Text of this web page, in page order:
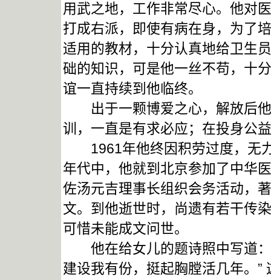
用武之地，工作非常尽心。他对
打成右派，即使有病在身，为了
适用的教材，十分认真地给卫生
础的知识，可是他一丝不苟，十
谊一直持续到他临终。
出于一颗博爱之心，解放后他
训，一直是有求必应；在投身公
1961年他终因积劳过度，无力
年代中，他就到北京参加了中华
佐汤元吉理事长组织会务活动，
文。到他逝世时，尚遗有若干传
可惜未能成文问世。
他在给女儿的题诗照中写道：
建设我有份，挺起胸膛活几年。”